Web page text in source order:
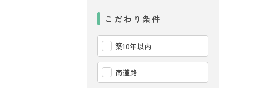
こだわり条件
築10年以内
南道路